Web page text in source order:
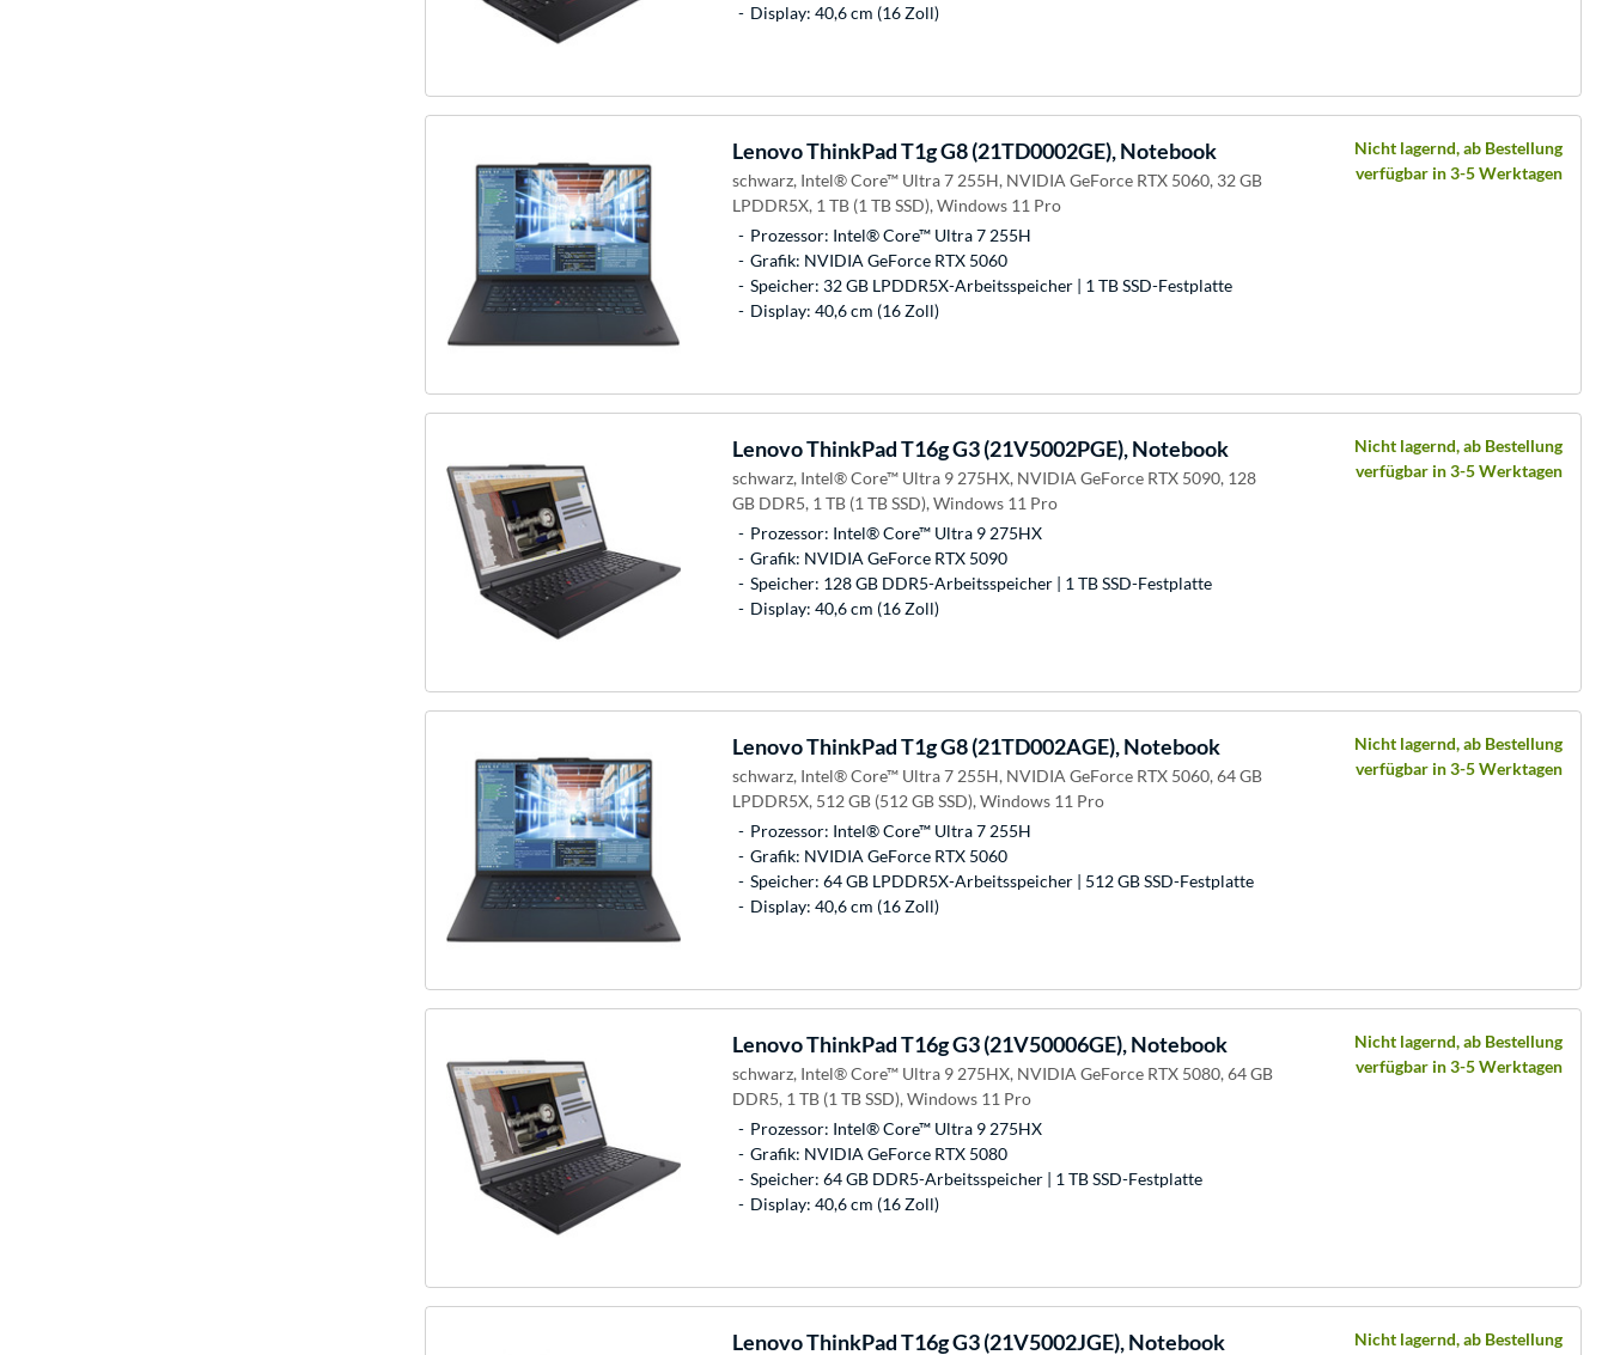
Display: 40,6 cm (16 Zoll)
LenovoThinkPad T1g G8 (21TD0002GE), Notebook
schwarz, Intel® Core™ Ultra 7 255H, NVIDIA GeForce RTX 5060, 32 GB
LPDDR5X, 1 TB (1 TB SSD), Windows 11 Pro
Prozessor: Intel® Core™ Ultra 7 255H
Grafik: NVIDIA GeForce RTX 5060
Speicher: 32 GB LPDDR5X-Arbeitsspeicher | 1 TB SSD-Festplatte
Display: 40,6 cm (16 Zoll)
Nicht lagernd, ab Bestellung
verfügbar in 3-5 Werktagen
LenovoThinkPad T16g G3 (21V5002PGE), Notebook
schwarz, Intel® Core™ Ultra 9 275HX, NVIDIA GeForce RTX 5090, 128
GB DDR5, 1 TB (1 TB SSD), Windows 11 Pro
Prozessor: Intel® Core™ Ultra 9 275HX
Grafik: NVIDIA GeForce RTX 5090
Speicher: 128 GB DDR5-Arbeitsspeicher | 1 TB SSD-Festplatte
Display: 40,6 cm (16 Zoll)
Nicht lagernd, ab Bestellung
verfügbar in 3-5 Werktagen
LenovoThinkPad T1g G8 (21TD002AGE), Notebook
schwarz, Intel® Core™ Ultra 7 255H, NVIDIA GeForce RTX 5060, 64 GB
LPDDR5X, 512 GB (512 GB SSD), Windows 11 Pro
Prozessor: Intel® Core™ Ultra 7 255H
Grafik: NVIDIA GeForce RTX 5060
Speicher: 64 GB LPDDR5X-Arbeitsspeicher | 512 GB SSD-Festplatte
Display: 40,6 cm (16 Zoll)
Nicht lagernd, ab Bestellung
verfügbar in 3-5 Werktagen
LenovoThinkPad T16g G3 (21V50006GE), Notebook
schwarz, Intel® Core™ Ultra 9 275HX, NVIDIA GeForce RTX 5080, 64 GB
DDR5, 1 TB (1 TB SSD), Windows 11 Pro
Prozessor: Intel® Core™ Ultra 9 275HX
Grafik: NVIDIA GeForce RTX 5080
Speicher: 64 GB DDR5-Arbeitsspeicher | 1 TB SSD-Festplatte
Display: 40,6 cm (16 Zoll)
Nicht lagernd, ab Bestellung
verfügbar in 3-5 Werktagen
LenovoThinkPad T16g G3 (21V5002JGE), Notebook
Nicht lagernd, ab Bestellung